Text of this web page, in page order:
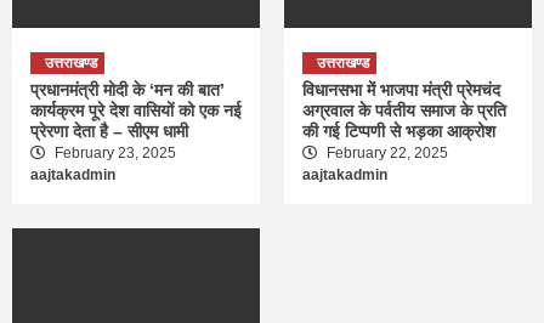
उत्तराखण्ड
प्रधानमंत्री मोदी के ‘मन की बात’
कार्यक्रम पूरे देश वासियों को एक नई
प्रेरणा देता है – सीएम धामी
February 23, 2025
aajtakadmin
उत्तराखण्ड
विधानसभा में भाजपा मंत्री प्रेमचंद
अग्रवाल के पर्वतीय समाज के प्रति
की गई टिप्पणी से भड़का आक्रोश
February 22, 2025
aajtakadmin